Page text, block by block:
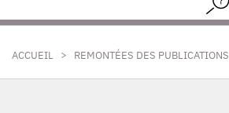
ACCUEIL > REMONTÉES DES PUBLICATIONS